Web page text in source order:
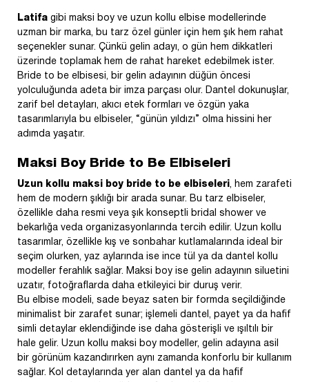
Latifa gibi maksi boy ve uzun kollu elbise modellerinde
uzman bir marka, bu tarz özel günler için hem şık hem rahat
seçenekler sunar. Çünkü gelin adayı, o gün hem dikkatleri
üzerinde toplamak hem de rahat hareket edebilmek ister.
Bride to be elbisesi, bir gelin adayının düğün öncesi
yolculuğunda adeta bir imza parçası olur. Dantel dokunuşlar,
zarif bel detayları, akıcı etek formları ve özgün yaka
tasarımlarıyla bu elbiseler, “günün yıldızı” olma hissini her
adımda yaşatır.
Maksi Boy Bride to Be Elbiseleri
Uzun kollu maksi boy bride to be elbiseleri, hem zarafeti
hem de modern şıklığı bir arada sunar. Bu tarz elbiseler,
özellikle daha resmi veya şık konseptli bridal shower ve
bekarlığa veda organizasyonlarında tercih edilir. Uzun kollu
tasarımlar, özellikle kış ve sonbahar kutlamalarında ideal bir
seçim olurken, yaz aylarında ise ince tül ya da dantel kollu
modeller ferahlık sağlar. Maksi boy ise gelin adayının siluetini
uzatır, fotoğraflarda daha etkileyici bir duruş verir.
Bu elbise modeli, sade beyaz saten bir formda seçildiğinde
minimalist bir zarafet sunar; işlemeli dantel, payet ya da hafif
simli detaylar eklendiğinde ise daha gösterişli ve ışıltılı bir
hale gelir. Uzun kollu maksi boy modeller, gelin adayına asil
bir görünüm kazandırırken aynı zamanda konforlu bir kullanım
sağlar. Kol detaylarında yer alan dantel ya da hafif